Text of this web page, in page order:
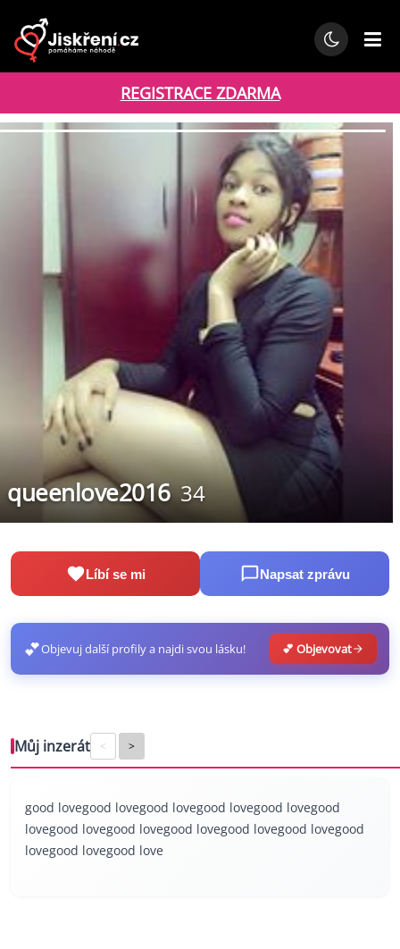
REGISTRACE ZDARMA
queenlove2016 34
Líbí se mi Napsat zprávu
💕Objevuj další profily a najdi svou lásku! 💕 Objevovat
Můj inzerát < >
good lovegood lovegood lovegood lovegood lovegood
lovegood lovegood lovegood lovegood lovegood lovegood
lovegood lovegood love